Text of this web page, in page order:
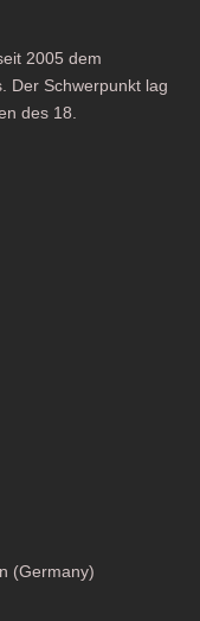
2005 dem
Der Schwerpunkt lag
des 18.
(Germany)